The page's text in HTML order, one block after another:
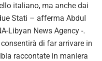
italiano, ma anche dai
Stati – afferma Abdul
Libyan News Agency -.
di far arrivare in
raccontate in maniera